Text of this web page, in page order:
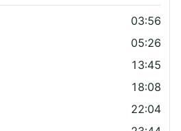
03:56
05:26
13:45
18:08
22:04